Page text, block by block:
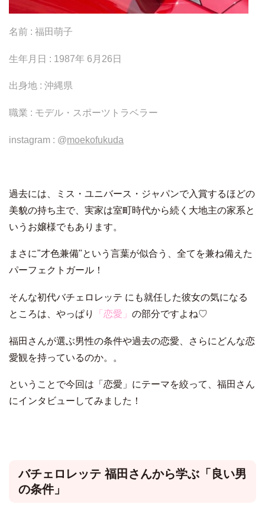
名前 : 福田萌子
生年月日 : 1987年 6月26日
出身地 : 沖縄県
職業 : モデル・スポーツトラベラー
instagram : @moekofukuda
過去には、ミス・ユニバース・ジャパンで入賞するほどの
美貌の持ち主で、実家は室町時代から続く大地主の家系と
いうお嬢様でもあります。
まさに"才色兼備"という言葉が似合う、全てを兼ね備えた
パーフェクトガール！
そんな初代バチェロレッテ にも就任した彼女の気になる
ところは、やっぱり
「恋愛」 の部分ですよね♡
福田さんが選ぶ男性の条件や過去の恋愛、さらにどんな恋
愛観を持っているのか。。
ということで今回は「恋愛」にテーマを絞って、福田さん
にインタビューしてみました！
バチェロレッテ 福田さんから学ぶ「良い男
の条件」